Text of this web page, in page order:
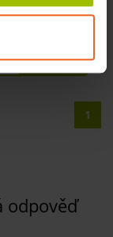
KOUPIT
1
odpověď